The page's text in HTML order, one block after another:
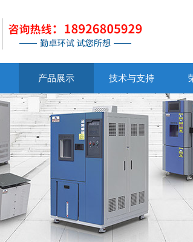
产品展示 技术与支持